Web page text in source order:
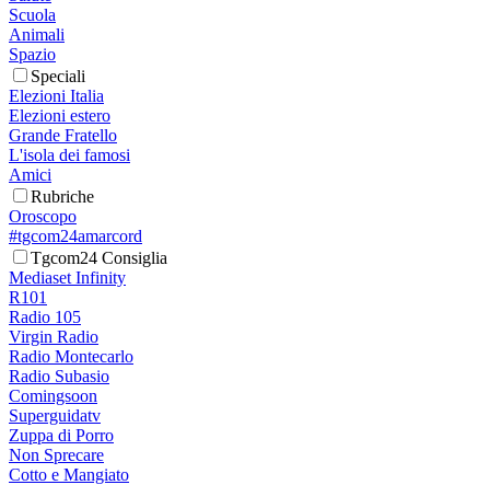
Scuola
Animali
Spazio
Speciali
Elezioni Italia
Elezioni estero
Grande Fratello
L'isola dei famosi
Amici
Rubriche
Oroscopo
#tgcom24amarcord
Tgcom24 Consiglia
Mediaset Infinity
R101
Radio 105
Virgin Radio
Radio Montecarlo
Radio Subasio
Comingsoon
Superguidatv
Zuppa di Porro
Non Sprecare
Cotto e Mangiato